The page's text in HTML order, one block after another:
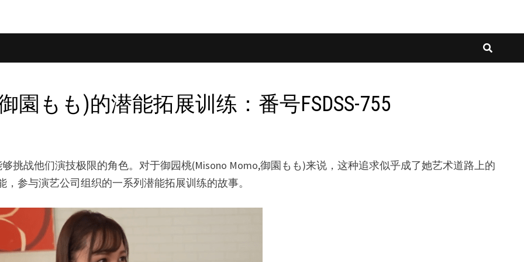
園もも)的潜能拓展训练：番号FSDSS-755
挑战他们演技极限的角色。对于御园桃(Misono Momo,御園もも)来说，这种追求似乎成了她艺术道路上的
，参与演艺公司组织的一系列潜能拓展训练的故事。